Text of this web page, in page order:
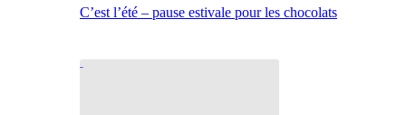
C’est l’été – pause estivale pour les chocolats